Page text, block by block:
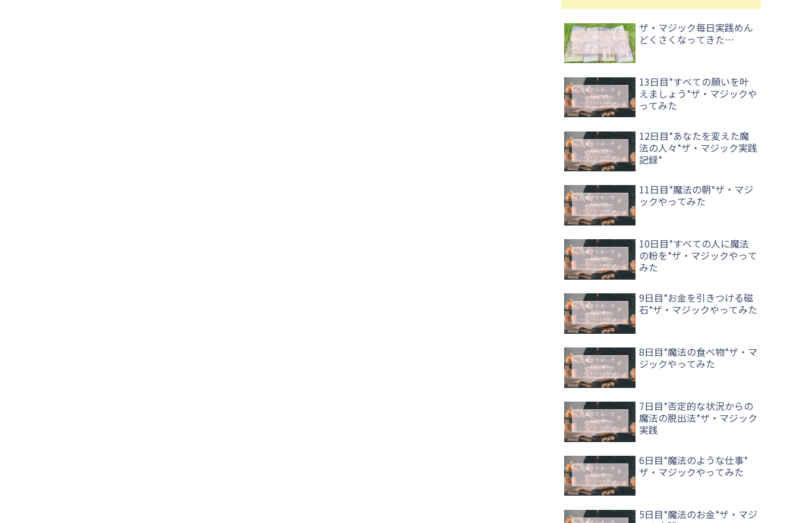
ザ・マジック毎日実践めん
どくさくなってきた…
13日目*すべての願いを叶
えましょう*ザ・マジックや
ってみた
12日目*あなたを変えた魔
法の人々*ザ・マジック実践
記録*
11日目*魔法の朝*ザ・マジ
ックやってみた
10日目*すべての人に魔法
の粉を*ザ・マジックやって
みた
9日目*お金を引きつける磁
石*ザ・マジックやってみた
8日目*魔法の食べ物*ザ・マ
ジックやってみた
7日目*否定的な状況からの
魔法の脱出法*ザ・マジック
実践
6日目*魔法のような仕事*
ザ・マジックやってみた
5日目*魔法のお金*ザ・マジ